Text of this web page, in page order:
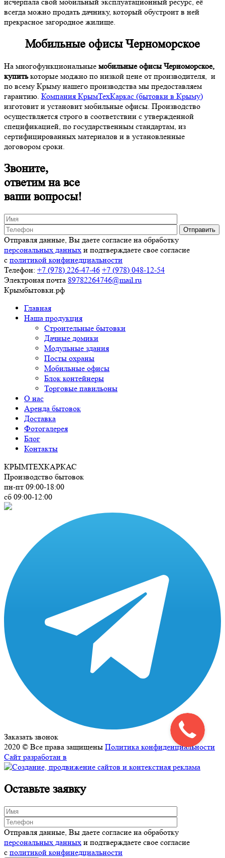
исчерпала свой мобильный эксплуатационный ресурс, её
всегда можно продать дачнику, который обустроит в ней
прекрасное загородное жилище.
Мобильные офисы Черноморское
На многофункциональные мобильные офисы Черноморское,
купитькоторые моджно по низкой цене от производителя, и
по всему Крыму нашего производства мы предоставляем
гарантию. Компания КрымТехКаркас (бытовки в Крыму)
изготовит и установит мобильные офисы. Производство
осуществляется строго в соответствии с утвержденной
спецификацией, по государственным стандартам, из
сертифицированных материалов и в установленные
договором сроки.
Звоните,
ответим на все
ваши вопросы!
Отправля данные, Вы даете согласие на обработку
персональных данных и подтверждаете свое согласие
с политикой конфинедциальности
Телефон: +7 (978) 226-47-46 +7 (978) 048-12-54
Электроная почта 89782264746@mail.ru
Крымбытовки.рф
Главная
Наша продукция
Строительные бытовки
Дачные домики
Модульные здания
Посты охраны
Мобильные офисы
Блок контейнеры
Торговые павильоны
О нас
Аренда бытовок
Доставка
Фотогалерея
Блог
Контакты
КРЫМТЕХКАРКАС
Производство бытовок
пн-пт 09:00-18:00
сб 09:00-12:00
Заказать звонок
2020 © Все права защищены Политика конфиденциальности
Сайт разработан в
Оставьте заявку
Отправля данные, Вы даете согласие на обработку
персональных данных и подтверждаете свое согласие
с политикой конфинедциальности